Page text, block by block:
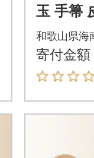
玉 手箒
うき
和歌山県海
寄付金額